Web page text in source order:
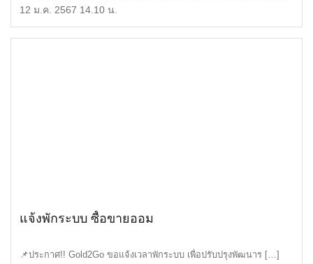
12 ม.ค. 2567 14.10 น.
แจ้งพักระบบ ซื้อขายออม
📌ประกาศ!! Gold2Go ขอแจ้งเวลาพักระบบ เพื่อปรับปรุงพัฒนาร […]